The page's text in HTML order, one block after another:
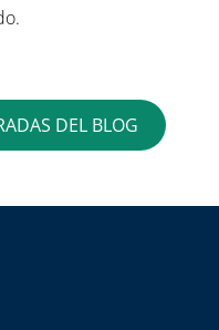
DEL BLOG